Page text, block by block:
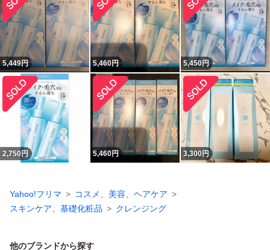
5,449円 5,460円 5,450円
2,750円 5,460円 3,300円
Yahoo!フリマ
コスメ、美容、ヘアケア
スキンケア、基礎化粧品
クレンジング
他のブランドから探す